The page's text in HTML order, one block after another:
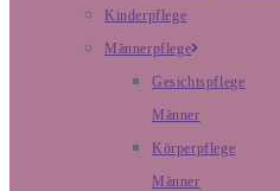
Kinderpflege
Männerpflege
Gesichtspflege
Männer
Körperpflege
Männer